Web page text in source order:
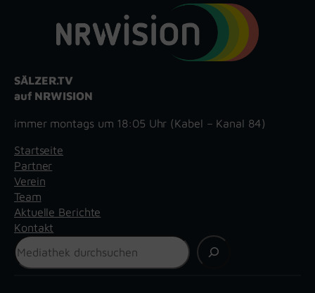
SÄLZER.TV
auf NRWISION
immer montags um 18:05 Uhr (Kabel – Kanal 84)
Startseite
Partner
Verein
Team
Aktuelle Berichte
Kontakt
Suchen